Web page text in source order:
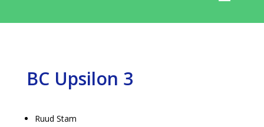
BC Upsilon 3
Ruud Stam